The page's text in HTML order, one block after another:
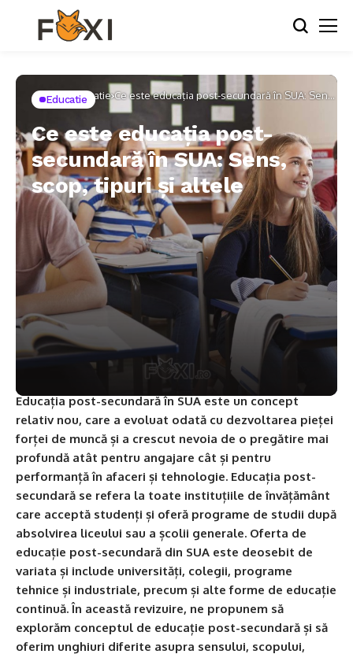
Home Educatie Ce este educația post-secundară în SUA: Sens,
scop, tipuri și altele
Educatie
Ce este educația post-
secundară în SUA: Sens,
scop, tipuri și altele
Educația post-secundară în SUA este un concept
relativ nou, care a evoluat odată cu dezvoltarea pieței
forței de muncă și a crescut nevoia de o pregătire mai
profundă atât pentru angajare cât și pentru
performanță în afaceri și tehnologie. Educația post-
secundară se refera la toate instituțiile de învățământ
care acceptă studenți și oferă programe de studii după
absolvirea liceului sau a școlii generale. Oferta de
educație post-secundară din SUA este deosebit de
variata și include universități, colegii, programe
tehnice și industriale, precum și alte forme de educație
continuă. În această revizuire, ne propunem să
explorăm conceptul de educație post-secundară și să
oferim unghiuri diferite asupra sensului, scopului,